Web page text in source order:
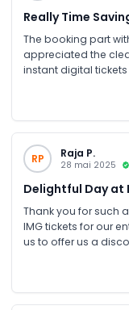
Really Time
The booking part
appreciated the
instant digital
RP Raja P.
28 mai 2025
Delightful Day at
Thank you for such
IMG tickets for our
us to offer us a